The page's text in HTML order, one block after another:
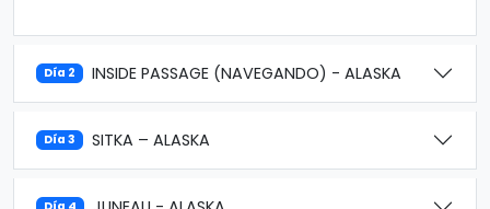
Día 2 INSIDE PASSAGE (NAVEGANDO) - ALASKA
Día 3 SITKA – ALASKA